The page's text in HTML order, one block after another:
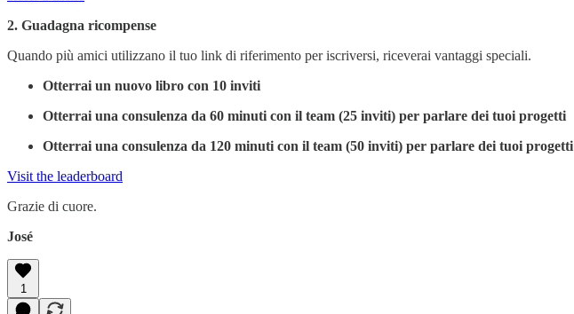
2. Guadagna ricompense
Quando più amici utilizzano il tuo link di riferimento per iscriversi, riceverai vantaggi speciali.
Otterrai un nuovo libro con 10 inviti
Otterrai una consulenza da 60 minuti con il team (25 inviti) per parlare dei tuoi progetti
Otterrai una consulenza da 120 minuti con il team (50 inviti) per parlare dei tuoi progetti
Visit the leaderboard
Grazie di cuore.
José
1